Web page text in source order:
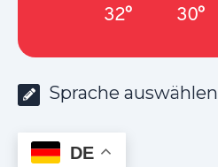
32° 30°
Sprache auswählen
DE